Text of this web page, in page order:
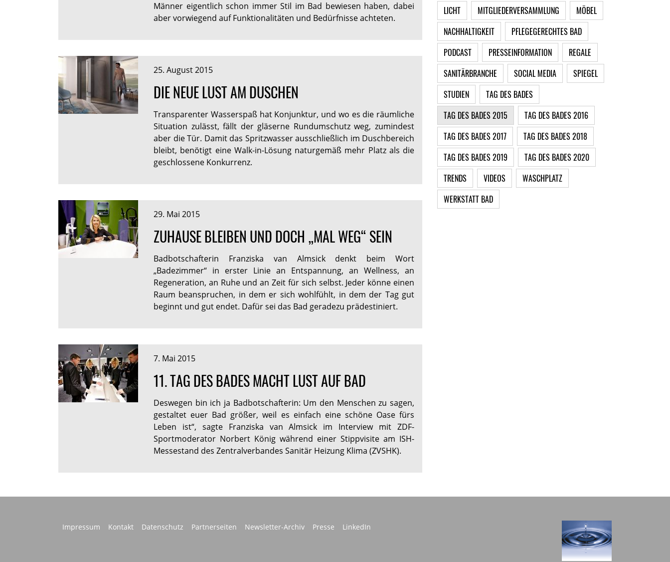
Männer eigentlich schon immer Stil im Bad bewiesen haben, dabei
aber vorwiegend auf Funktionalitäten und Bedürfnisse achteten.
25. August 2015
DIE NEUE LUST AM DUSCHEN
Transparenter Wasserspaß hat Konjunktur, und wo es die räumliche
Situation zulässt, fällt der gläserne Rundumschutz weg, zumindest
aber die Tür. Damit das Spritzwasser ausschließlich im Duschbereich
bleibt, benötigt eine Walk-in-Lösung naturgemäß mehr Platz als die
geschlossene Konkurrenz.
29. Mai 2015
ZUHAUSE BLEIBEN UND DOCH „MAL WEG“ SEIN
Badbotschafterin Franziska van Almsick denkt beim Wort
„Badezimmer“ in erster Linie an Entspannung, an Wellness, an
Regeneration, an Ruhe und an Zeit für sich selbst. Jeder könne einen
Raum beanspruchen, in dem er sich wohlfühlt, in dem der Tag gut
beginnt und gut endet. Dafür sei das Bad geradezu prädestiniert.
7. Mai 2015
11. TAG DES BADES MACHT LUST AUF BAD
Deswegen bin ich ja Badbotschafterin: Um den Menschen zu sagen,
gestaltet euer Bad größer, weil es einfach eine schöne Oase fürs
Leben ist“, sagte Franziska van Almsick im Interview mit ZDF-
Sportmoderator Norbert König während einer Stippvisite am ISH-
Messestand des Zentralverbandes Sanitär Heizung Klima (ZVSHK).
LICHT
MITGLIEDERVERSAMMLUNG
MÖBEL
NACHHALTIGKEIT
PFLEGEGERECHTES BAD
PODCAST
PRESSEINFORMATION
REGALE
SANITÄRBRANCHE
SOCIAL MEDIA
SPIEGEL
STUDIEN
TAG DES BADES
TAG DES BADES 2015
TAG DES BADES 2016
TAG DES BADES 2017
TAG DES BADES 2018
TAG DES BADES 2019
TAG DES BADES 2020
TRENDS
VIDEOS
WASCHPLATZ
WERKSTATT BAD
Impressum Kontakt Datenschutz Partnerseiten Newsletter-Archiv Presse LinkedIn